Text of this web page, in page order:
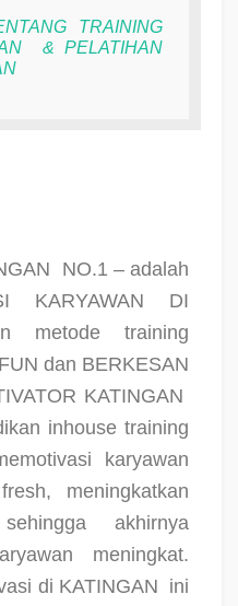
TRAINING
& PELATIHAN
NO.1 – adalah
KARYAWAN DI
metode training
dan BERKESAN
KATINGAN
inhouse training
karyawan
meningkatkan
akhirnya
meningkat.
di KATINGAN
ini